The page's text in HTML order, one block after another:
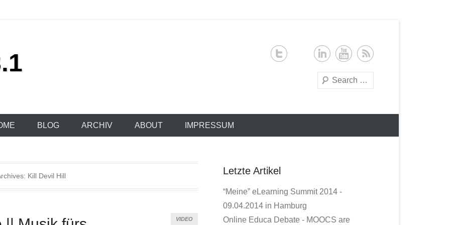
Search
BLOG ARCHIV ABOUT IMPRESSUM
Kill Devil Hill
VIDEO
Letzte Artikel
“Meine” eLearning Summit 2014 -
09.04.2014 in Hamburg
Online Educa Debate - MOOCS are